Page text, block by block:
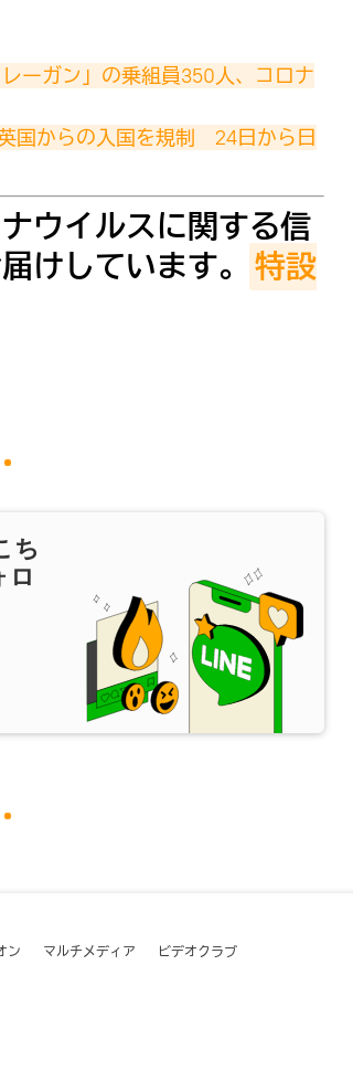
ーガン」の乗組員350人、コロナ
国からの入国を規制　24日から日
ウイルスに関する信
けしています。 特設
ち
ン マルチメディア ビデオクラブ